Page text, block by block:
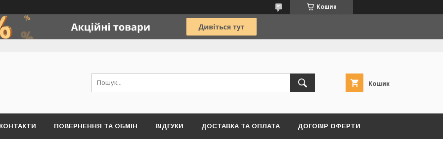
Кошик
Кошик
КОНТАКТИ ПОВЕРНЕННЯ ТА ОБМІН ВІДГУКИ ДОСТАВКА ТА ОПЛАТА ДОГОВІР ОФЕРТИ